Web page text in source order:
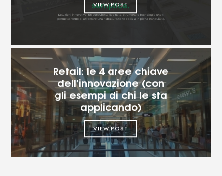
VIEW POST
Retail: le 4 aree chiave
dell’innovazione (con
gli esempi di chi le sta
applicando)
VIEW POST